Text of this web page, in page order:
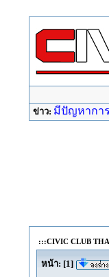
ข่าว: มีปัญหากา
:::CIVIC CLUB
หน้า: [1]